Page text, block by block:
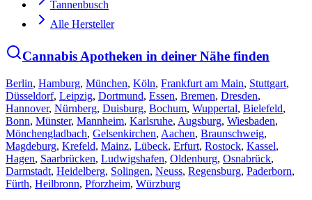
Tannenbusch
Alle Hersteller
Cannabis Apotheken in deiner Nähe finden
Berlin, Hamburg, München, Köln, Frankfurt am Main, Stuttgart,
Düsseldorf, Leipzig, Dortmund, Essen, Bremen, Dresden,
Hannover, Nürnberg, Duisburg, Bochum, Wuppertal, Bielefeld,
Bonn, Münster, Mannheim, Karlsruhe, Augsburg, Wiesbaden,
Mönchengladbach, Gelsenkirchen, Aachen, Braunschweig,
Magdeburg, Krefeld, Mainz, Lübeck, Erfurt, Rostock, Kassel,
Hagen, Saarbrücken, Ludwigshafen, Oldenburg, Osnabrück,
Darmstadt, Heidelberg, Solingen, Neuss, Regensburg, Paderborn,
Fürth, Heilbronn, Pforzheim, Würzburg